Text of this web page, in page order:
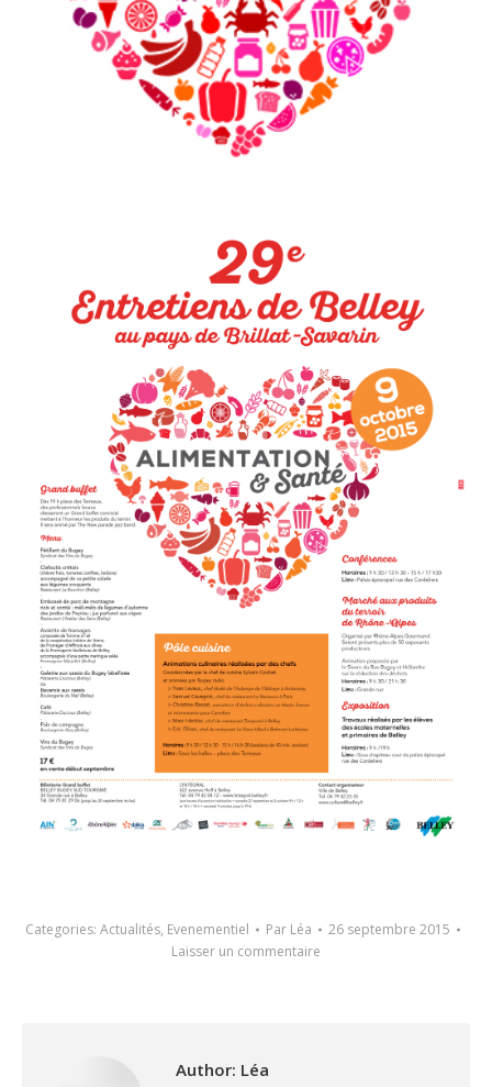
Categories: Actualités, Evenementiel Par Léa
26 septembre 2015
Laisser un commentaire
Author: Léa